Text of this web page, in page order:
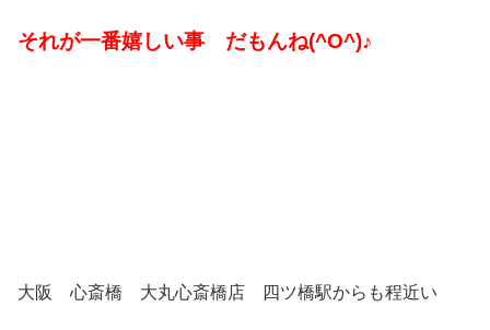
それが一番嬉しい事 だもんね(^O^)♪
大阪 心斎橋 大丸心斎橋店 四ツ橋駅からも程近い